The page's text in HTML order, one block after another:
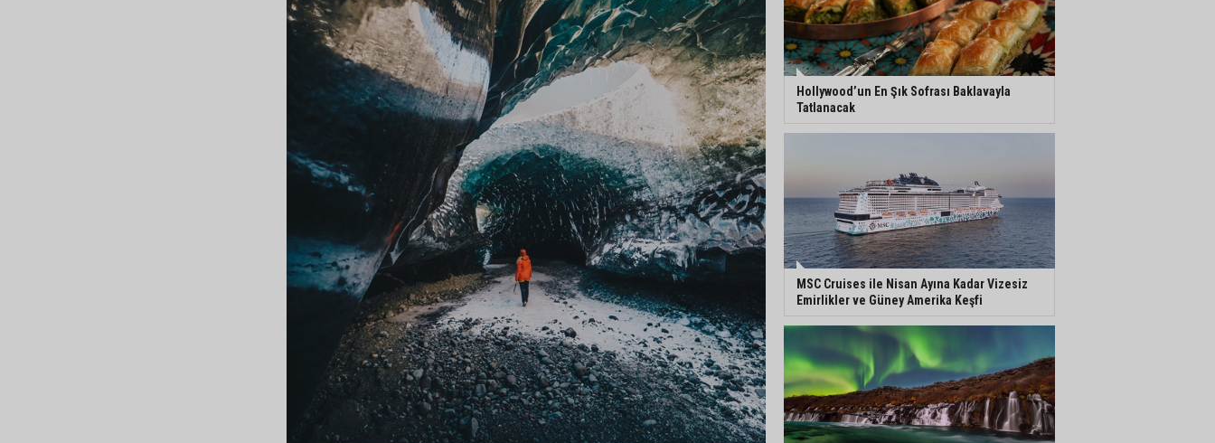
Hollywood’un En Şık Sofrası Baklavayla
Tatlanacak
MSC Cruises ile Nisan Ayına Kadar Vizesiz
Emirlikler ve Güney Amerika Keşfi